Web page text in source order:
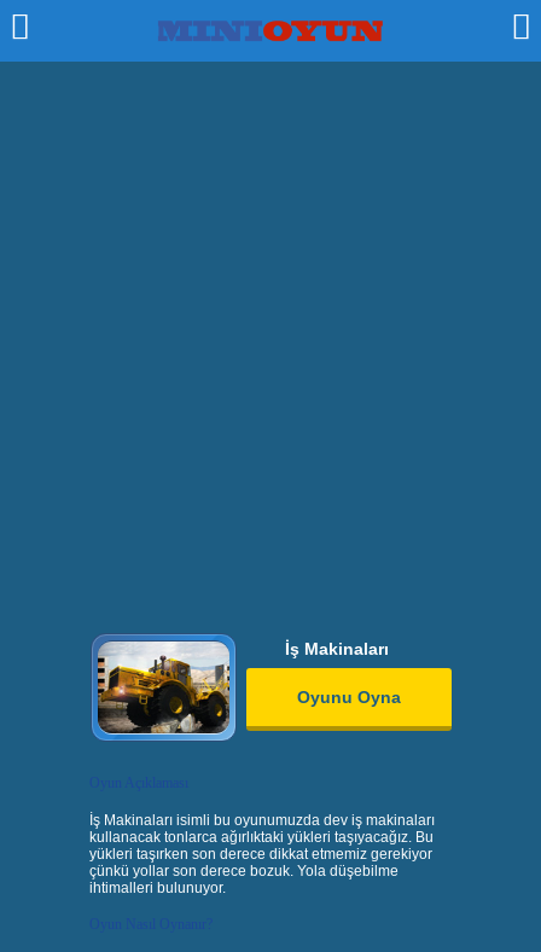
İş Makinaları
Oyunu Oyna
İş Makinaları isimli bu oyunumuzda dev iş makinaları
kullanacak tonlarca ağırlıktaki yükleri taşıyacağız. Bu
yükleri taşırken son derece dikkat etmemiz gerekiyor
çünkü yollar son derece bozuk. Yola düşebilme
ihtimalleri bulunuyor.